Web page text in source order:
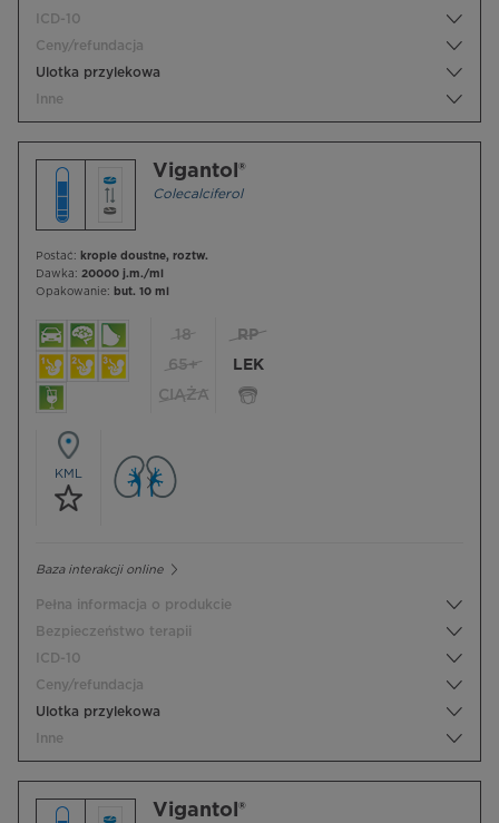
ICD-10
Ceny/refundacja
Ulotka przylekowa
Inne
Vigantol®
Colecalciferol
Postać: krople doustne, roztw.
Dawka: 20000 j.m./ml
Opakowanie: but. 10 ml
18
65+
CIĄŻA
RP
LEK
KML
Baza interakcji online
Pełna informacja o produkcie
Bezpieczeństwo terapii
ICD-10
Ceny/refundacja
Ulotka przylekowa
Inne
Vigantol®